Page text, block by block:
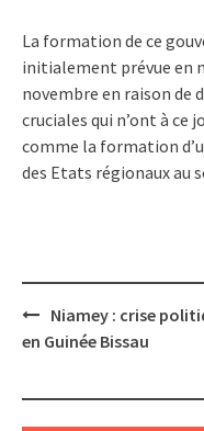
La formation de ce
initialement prévue en
novembre en raison de
cruciales qui n’ont à ce
comme la formation
des Etats régionaux au
Post
navigation
Niamey : crise
en Guinée Bissau